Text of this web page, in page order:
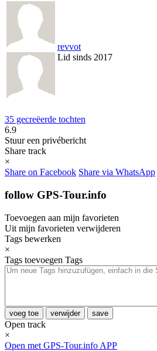
revvot
Lid sinds 2017
35 gecreëerde tochten
6.9
Stuur een privébericht
Share track
×
Share on Facebook Share via WhatsApp
follow GPS-Tour.info
Toevoegen aan mijn favorieten
Uit mijn favorieten verwijderen
Tags bewerken
×
Tags toevoegen Tags
voeg toe verwijder save
Open track
×
Open met GPS-Tour.info APP